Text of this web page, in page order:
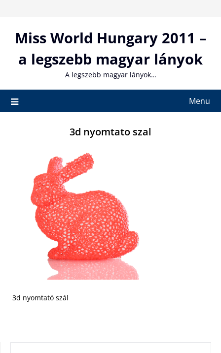
contentMiss World Hungary 2011 –
a legszebb magyar lányok
A legszebb magyar lányok…
Menu
3d nyomtato szal
3d nyomtató szál